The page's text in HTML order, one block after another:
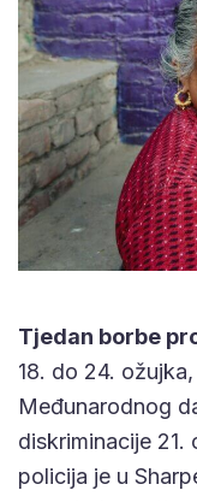
Tjedan borbe
18. do 24.
Međunarodnog
diskriminacije 21.
policija je u